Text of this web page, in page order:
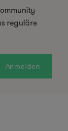
reguläre